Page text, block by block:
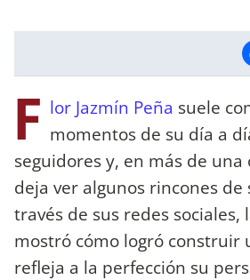
F lor Jazmín Peña suele
momentos de su día a
seguidores y, en más de
deja ver algunos rincones de
través de sus redes sociales,
mostró cómo logró construir
refleja a la perfección su